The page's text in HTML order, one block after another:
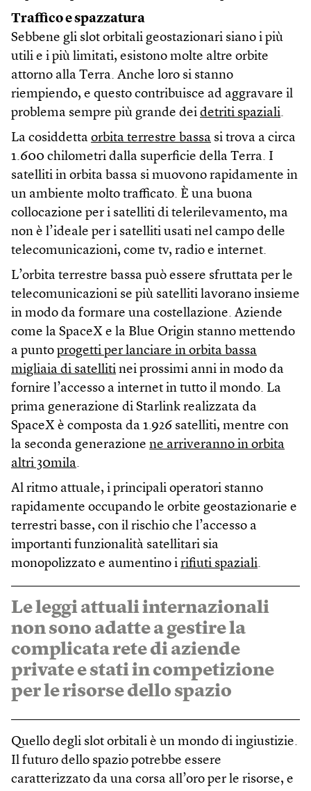
Traffico e spazzatura
Sebbene gli slot orbitali geostazionari siano i più
utili e i più limitati, esistono molte altre orbite
attorno alla Terra. Anche loro si stanno
riempiendo, e questo contribuisce ad aggravare il
problema sempre più grande dei detriti spaziali.
La cosiddetta orbita terrestre bassa si trova a circa
1.600 chilometri dalla superficie della Terra. I
satelliti in orbita bassa si muovono rapidamente in
un ambiente molto trafficato. È una buona
collocazione per i satelliti di telerilevamento, ma
non è l’ideale per i satelliti usati nel campo delle
telecomunicazioni, come tv, radio e internet.
L’orbita terrestre bassa può essere sfruttata per le
telecomunicazioni se più satelliti lavorano insieme
in modo da formare una costellazione. Aziende
come la SpaceX e la Blue Origin stanno mettendo
a punto progetti per lanciare in orbita bassa
migliaia di satelliti nei prossimi anni in modo da
fornire l’accesso a internet in tutto il mondo. La
prima generazione di Starlink realizzata da
SpaceX è composta da 1.926 satelliti, mentre con
la seconda generazione ne arriveranno in orbita
altri 30mila.
Al ritmo attuale, i principali operatori stanno
rapidamente occupando le orbite geostazionarie e
terrestri basse, con il rischio che l’accesso a
importanti funzionalità satellitari sia
monopolizzato e aumentino i rifiuti spaziali.
Le leggi attuali internazionali
non sono adatte a gestire la
complicata rete di aziende
private e stati in competizione
per le risorse dello spazio
Quello degli slot orbitali è un mondo di ingiustizie.
Il futuro dello spazio potrebbe essere
caratterizzato da una corsa all’oro per le risorse, e